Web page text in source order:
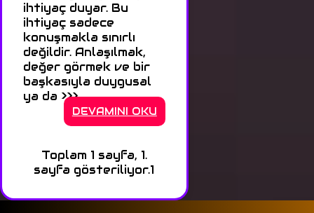
ihtiyaç duyar. Bu
ihtiyaç sadece
konuşmakla sınırlı
değildir. Anlaşılmak,
değer görmek ve bir
başkasıyla duygusal
ya da >>>
DEVAMINI OKU
Toplam 1 sayfa, 1.
sayfa gösteriliyor.1